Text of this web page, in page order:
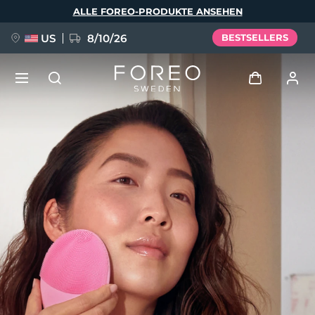
ALLE FOREO-PRODUKTE ANSEHEN
US 8/10/26 BESTSELLERS
Benutzerkonto
Meine Geräte
Meine Bestellungen
Meine Adressen
Meine Abonnements
FAQ™ Pure Beauty-Tech Elixir
BREAKING NEWS
issa™ Teeth Whitening Set
Sprache
English Deutsch
Español
Français
Italiano
Português
Polski
Svenska
Русский
Türkçe
简体中文 繁體中文